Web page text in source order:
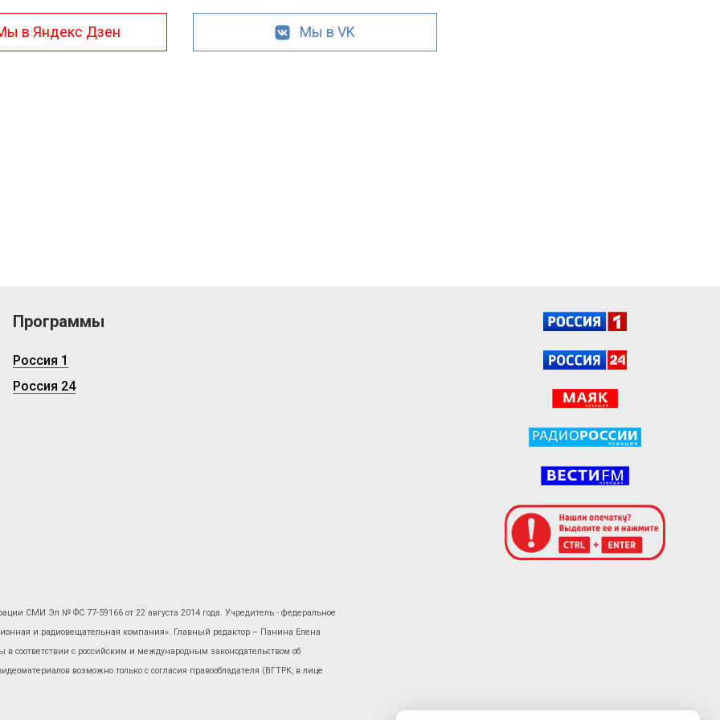
в Яндекс Дзен Мы в VK
Программы
Россия 1
Россия 24
СМИ Эл № ФС 77-59166 от 22 августа 2014 года. Учредитель - федеральное
и радиовещательная компания». Главный редактор – Панина Елена
с российским и международным законодательством об
возможно только с согласия правообладателя (ВГТРК, в лице